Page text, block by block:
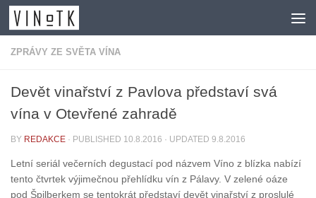
Skip to content
ZPRÁVY ZE SVĚTA VÍNA
Devět vinařství z Pavlova představí svá
vína v Otevřené zahradě
BY REDAKCE · PUBLISHED 10.8.2016 · UPDATED 9.8.2016
Letní seriál večerních degustací pod názvem Víno z blízka nabízí
tento čtvrtek výjimečnou přehlídku vín z Pálavy. V zelené oáze
pod Špilberkem se tentokrát představí devět vinařství z proslulé